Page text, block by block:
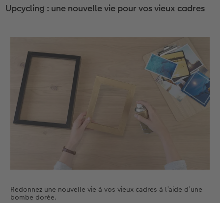
Upcycling : une nouvelle vie pour vos vieux cadres
Redonnez une nouvelle vie à vos vieux cadres à l’aide d’une
bombe dorée.